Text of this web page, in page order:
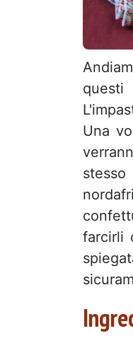
questi
Una
farcirli